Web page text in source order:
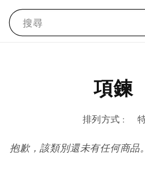
搜尋
項鍊
排列方式 :
抱歉，該類別還未有任何商品。